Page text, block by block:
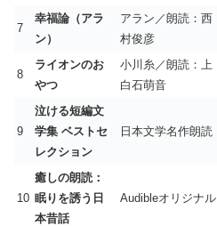
7
幸福論（アラ
ン）
アラン／朗読：西
村俊彦
8
ライオンのお
やつ
小川糸／朗読：上
白石萌音
9
泣ける短編文
学集 ベストセ
レクション
日本文学名作朗読
10
癒しの朗読：
眠りを誘う日
本昔話
Audibleオリジナル